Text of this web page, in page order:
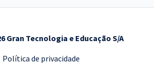
Gran Tecnologia e Educação S/A
Política de privacidade